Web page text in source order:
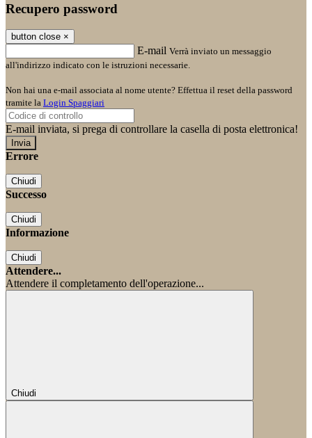
Recupero password
button close ×
E-mail Verrà inviato un messaggio
all'indirizzo indicato con le istruzioni necessarie.
Non hai una e-mail associata al nome utente? Effettua il reset della password
tramite la Login Spaggiari
E-mail inviata, si prega di controllare la casella di posta elettronica!
Errore
Chiudi
Successo
Chiudi
Informazione
Chiudi
Attendere...
Attendere il completamento dell'operazione...
Chiudi